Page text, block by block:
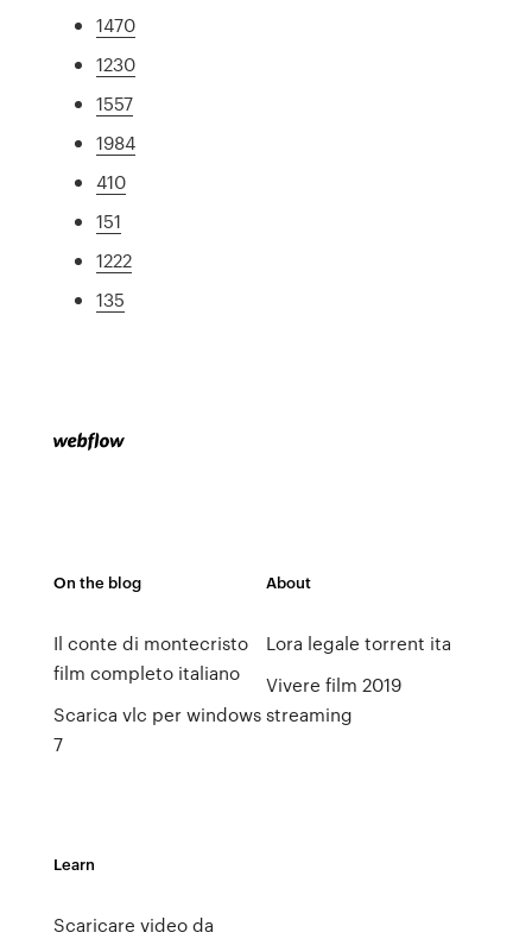
1470
1230
1557
1984
410
151
1222
135
On the blog
Il conte di montecristo
film completo italiano
Scarica vlc per windows
7
About
Lora legale torrent ita
Vivere film 2019
streaming
Learn
Scaricare video da